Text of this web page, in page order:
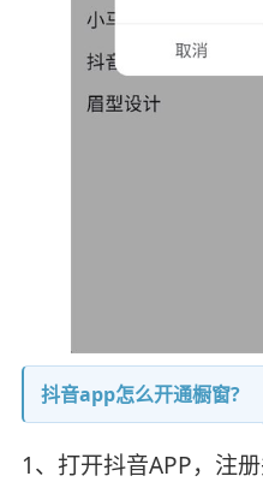
抖音app怎么开通橱窗?
1、打开抖音APP，注